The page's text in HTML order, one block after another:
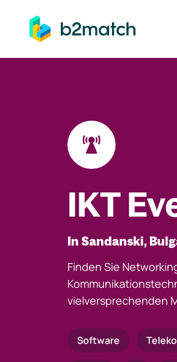
springen
IKT
In Sandanski,
Finden Sie
vielversprechenden
Software